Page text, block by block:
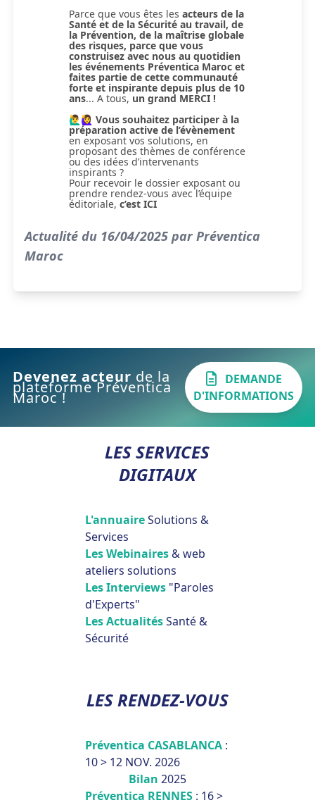
Parce que vous êtes les acteurs de la
Santé et de la Sécurité au travail, de
la Prévention, de la maîtrise globale
des risques, parce que vous
construisez avec nous au quotidien
les événements Préventica Maroc et
faites partie de cette communauté
forte et inspirante depuis plus de 10
ans... A tous, un grand MERCI !
🙋‍♂️🙋‍♀️ Vous souhaitez participer à la
préparation active de l’évènement
en exposant vos solutions, en
proposant des thèmes de conférence
ou des idées d’intervenants
inspirants ?
Pour recevoir le dossier exposant ou
prendre rendez-vous avec l’équipe
éditoriale, c’est ICI
Actualité du 16/04/2025 par Préventica
Maroc
Devenez acteur de la
plateforme Préventica
Maroc !
DEMANDE
D'INFORMATIONS
LES SERVICES
DIGITAUX
L'annuaireSolutions &
Services
Les Webinaires& web
ateliers solutions
Les Interviews "Paroles
d'Experts"
Les ActualitésSanté &
Sécurité
LES RENDEZ-VOUS
Préventica CASABLANCA :
10 > 12 NOV. 2026
Bilan 2025
Préventica RENNES : 16 >